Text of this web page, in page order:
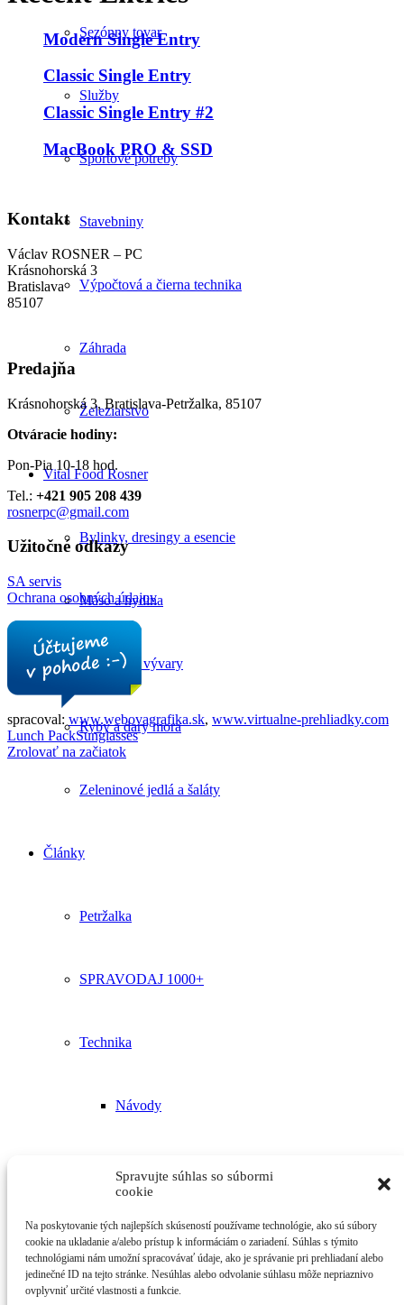
Spravujte súhlas so súbormi
cookie
Na poskytovanie tých najlepších skúseností používame technológie, ako sú súbory
cookie na ukladanie a/alebo prístup k informáciám o zariadení. Súhlas s týmito
technológiami nám umožní spracovávať údaje, ako je správanie pri prehliadaní alebo
jedinečné ID na tejto stránke. Nesúhlas alebo odvolanie súhlasu môže nepriaznivo
ovplyvniť určité vlastnosti a funkcie.
Sezónny tovar
Služby
Športové potreby
Stavebniny
Výpočtová a čierna technika
Záhrada
Železiarstvo
Vital Food Rosner
Bylinky, dresingy a esencie
Mäso a hydina
Polievky a vývary
Ryby a dary mora
Zeleninové jedlá a šaláty
Články
Petržalka
SPRAVODAJ 1000+
Technika
Návody
Poradenstvo
Kontakt
Vyhľadávanie
Modern Single Entry
Classic Single Entry
Classic Single Entry #2
MacBook PRO & SSD
Kontakt
Václav ROSNER – PC
Krásnohorská 3
Bratislava
85107
Predajňa
Krásnohorská 3, Bratislava-Petržalka, 85107
Otváracie hodiny:
Pon-Pia 10-18 hod.
Tel.: +421 905 208 439
rosnerpc@gmail.com
Užitočné odkazy
SA servis
Ochrana osobných údajov
spracoval: www.webovagrafika.sk, www.virtualne-prehliadky.com
Lunch PackSunglasses
Zrolovať na začiatok